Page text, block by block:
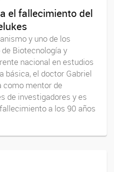
el fallecimiento del
y uno de los
Biotecnología y
nacional en estudios
básica, el doctor Gabriel
como mentor de
de investigadores y es
a los 90 años